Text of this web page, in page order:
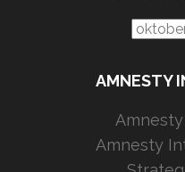
AMNESTY
Amnesty